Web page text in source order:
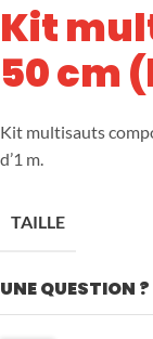
Kit
50 cm
Kit multisauts
d’1 m.
TAILLE
UNE QUESTION